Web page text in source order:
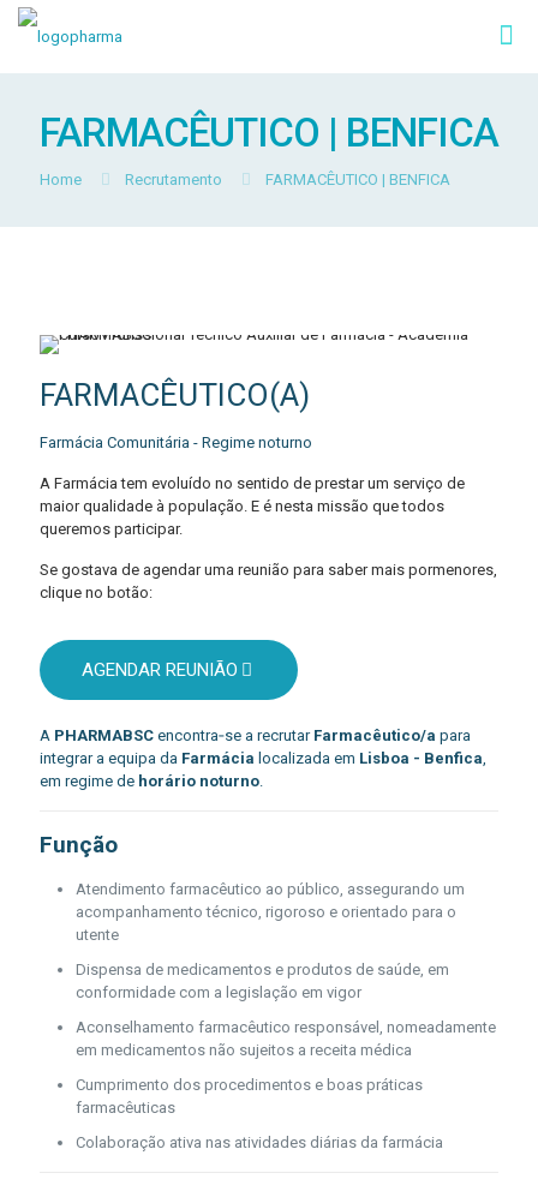
FARMACÊUTICO | BENFICA
Home Recrutamento FARMACÊUTICO | BENFICA
FARMACÊUTICO(A)
Farmácia Comunitária - Regime noturno
A Farmácia tem evoluído no sentido de prestar um serviço de
maior qualidade à população. E é nesta missão que todos
queremos participar.
Se gostava de agendar uma reunião para saber mais pormenores,
clique no botão:
AGENDAR REUNIÃO
A PHARMABSC encontra‑se a recrutar Farmacêutico/a para
integrar a equipa da Farmácia localizada em Lisboa - Benfica,
em regime de horário noturno.
Função
Atendimento farmacêutico ao público, assegurando um
acompanhamento técnico, rigoroso e orientado para o
utente
Dispensa de medicamentos e produtos de saúde, em
conformidade com a legislação em vigor
Aconselhamento farmacêutico responsável, nomeadamente
em medicamentos não sujeitos a receita médica
Cumprimento dos procedimentos e boas práticas
farmacêuticas
Colaboração ativa nas atividades diárias da farmácia